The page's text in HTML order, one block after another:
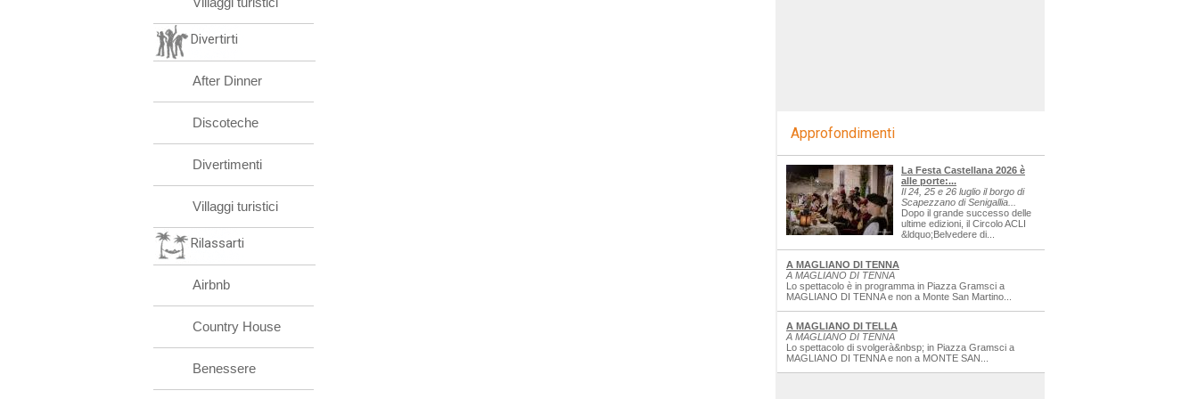
Divertirti
After Dinner
Discoteche
Divertimenti
Villaggi turistici
Rilassarti
Airbnb
Country House
Benessere
Approfondimenti
La Festa Castellana 2026 è
alle porte:...
Il 24, 25 e 26 luglio il borgo di
Scapezzano di Senigallia...
Dopo il grande successo delle
ultime edizioni, il Circolo ACLI
&ldquo;Belvedere di...
A MAGLIANO DI TENNA
A MAGLIANO DI TENNA
Lo spettacolo è in programma in Piazza Gramsci a
MAGLIANO DI TENNA e non a Monte San Martino...
A MAGLIANO DI TELLA
A MAGLIANO DI TENNA
Lo spettacolo di svolgerà&nbsp; in Piazza Gramsci a
MAGLIANO DI TENNA e non a MONTE SAN...